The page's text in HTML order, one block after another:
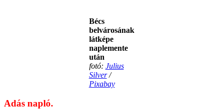
Bécs
belvárosának
látképe
naplemente
után
fotó: Julius
Silver/
Pixabay
Adás napló.